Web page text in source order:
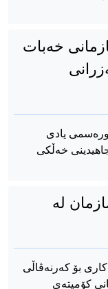
خەبات
یادی
خەڵکی
لە
بۆ کەرنەڤاڵی
کۆمیتەی